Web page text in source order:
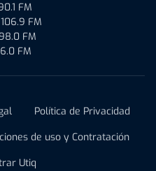
FM
106.9 FM
98.0 FM
FM
Política de Privacidad
de uso y Contratación
Utiq